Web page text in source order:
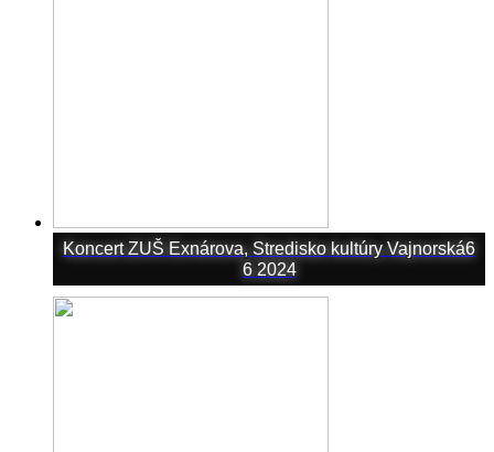
Koncert ZUŠ Exnárova, Stredisko kultúry Vajnorská6
6 2024